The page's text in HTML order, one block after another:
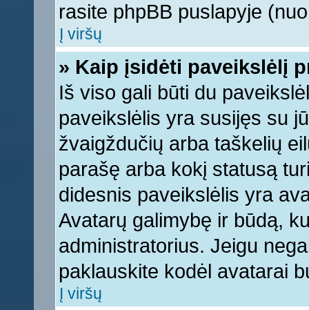
rasite phpBB puslapyje
Į viršų
» Kaip įsidėti paveikslėlį
Iš viso gali būti du
paveikslėlis yra susijęs su
žvaigždučių arba taškelių
parašę arba kokį statusą
didesnis paveikslėlis yra
Avatarų galimybę ir būdą,
administratorius. Jeigu
paklauskite kodėl avatarai
Į viršų